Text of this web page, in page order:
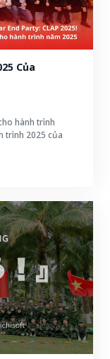
Của
hành trình
trình 2025 của